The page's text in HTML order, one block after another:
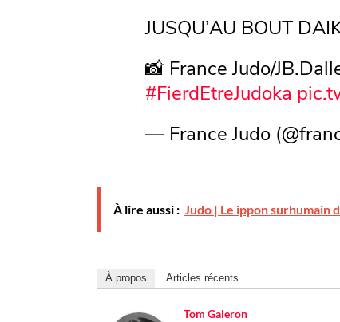
JUSQU’AU BOUT
📸 France Judo/
#FierdEtreJudoka
— France Judo
À lire aussi : Judo | Le ippon surhumain
À propos Articles récents
Tom Galeron